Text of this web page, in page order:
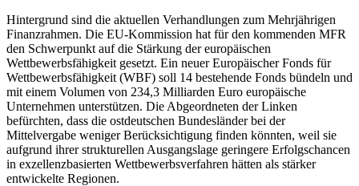
Hintergrund sind die aktuellen Verhandlungen zum Mehrjährigen
Finanzrahmen. Die EU-Kommission hat für den kommenden MFR
den Schwerpunkt auf die Stärkung der europäischen
Wettbewerbsfähigkeit gesetzt. Ein neuer Europäischer Fonds für
Wettbewerbsfähigkeit (WBF) soll 14 bestehende Fonds bündeln und
mit einem Volumen von 234,3 Milliarden Euro europäische
Unternehmen unterstützen. Die Abgeordneten der Linken
befürchten, dass die ostdeutschen Bundesländer bei der
Mittelvergabe weniger Berücksichtigung finden könnten, weil sie
aufgrund ihrer strukturellen Ausgangslage geringere Erfolgschancen
in exzellenzbasierten Wettbewerbsverfahren hätten als stärker
entwickelte Regionen.